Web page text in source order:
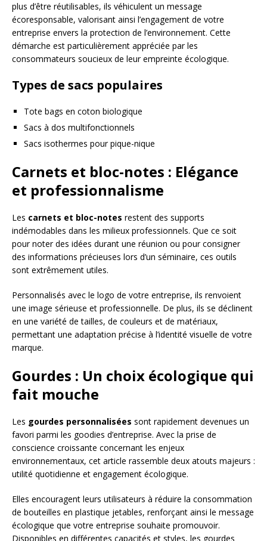
plus d’être réutilisables, ils véhiculent un message
écoresponsable, valorisant ainsi l’engagement de votre
entreprise envers la protection de l’environnement. Cette
démarche est particulièrement appréciée par les
consommateurs soucieux de leur empreinte écologique.
Types de sacs populaires
Tote bags en coton biologique
Sacs à dos multifonctionnels
Sacs isothermes pour pique-nique
Carnets et bloc-notes : Elégance
et professionnalisme
Les carnets et bloc-notes restent des supports
indémodables dans les milieux professionnels. Que ce soit
pour noter des idées durant une réunion ou pour consigner
des informations précieuses lors d’un séminaire, ces outils
sont extrêmement utiles.
Personnalisés avec le logo de votre entreprise, ils renvoient
une image sérieuse et professionnelle. De plus, ils se déclinent
en une variété de tailles, de couleurs et de matériaux,
permettant une adaptation précise à l’identité visuelle de votre
marque.
Gourdes : Un choix écologique qui
fait mouche
Les gourdes personnalisées sont rapidement devenues un
favori parmi les goodies d’entreprise. Avec la prise de
conscience croissante concernant les enjeux
environnementaux, cet article rassemble deux atouts majeurs :
utilité quotidienne et engagement écologique.
Elles encouragent leurs utilisateurs à réduire la consommation
de bouteilles en plastique jetables, renforçant ainsi le message
écologique que votre entreprise souhaite promouvoir.
Disponibles en différentes capacités et styles, les gourdes